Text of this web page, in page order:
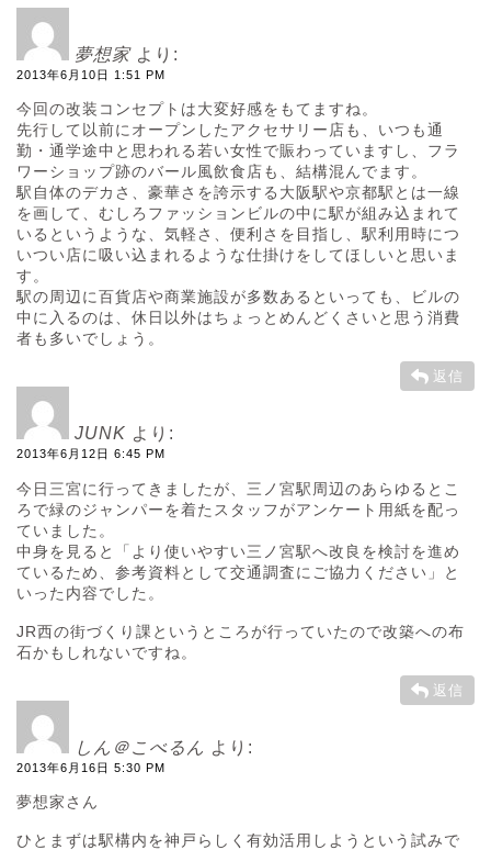
夢想家 より:
2013年6月10日 1:51 PM
今回の改装コンセプトは大変好感をもてますね。
先行して以前にオープンしたアクセサリー店も、いつも通
勤・通学途中と思われる若い女性で賑わっていますし、フラ
ワーショップ跡のバール風飲食店も、結構混んでます。
駅自体のデカさ、豪華さを誇示する大阪駅や京都駅とは一線
を画して、むしろファッションビルの中に駅が組み込まれて
いるというような、気軽さ、便利さを目指し、駅利用時につ
いつい店に吸い込まれるような仕掛けをしてほしいと思いま
す。
駅の周辺に百貨店や商業施設が多数あるといっても、ビルの
中に入るのは、休日以外はちょっとめんどくさいと思う消費
者も多いでしょう。
返信
JUNK より:
2013年6月12日 6:45 PM
今日三宮に行ってきましたが、三ノ宮駅周辺のあらゆるとこ
ろで緑のジャンパーを着たスタッフがアンケート用紙を配っ
ていました。
中身を見ると「より使いやすい三ノ宮駅へ改良を検討を進め
ているため、参考資料として交通調査にご協力ください」と
いった内容でした。
JR西の街づくり課というところが行っていたので改築への布
石かもしれないですね。
返信
しん＠こべるん より:
2013年6月16日 5:30 PM
夢想家さん
ひとまずは駅構内を神戸らしく有効活用しようという試みで